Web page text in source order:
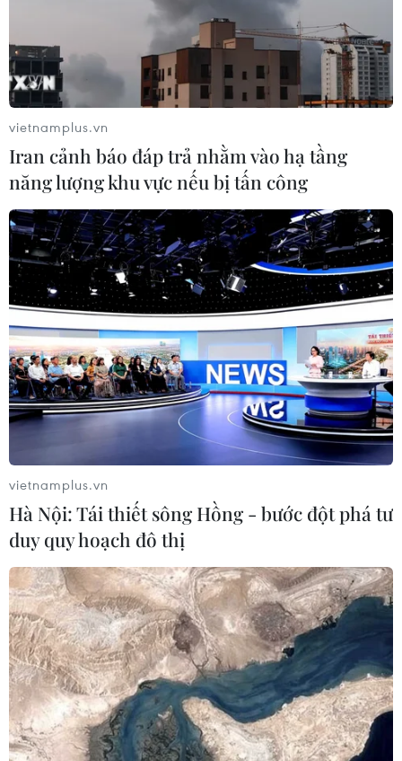
vietnamplus.vn
Iran cảnh báo đáp trả nhằm vào hạ tầng
năng lượng khu vực nếu bị tấn công
vietnamplus.vn
Hà Nội: Tái thiết sông Hồng - bước đột phá tư
duy quy hoạch đô thị